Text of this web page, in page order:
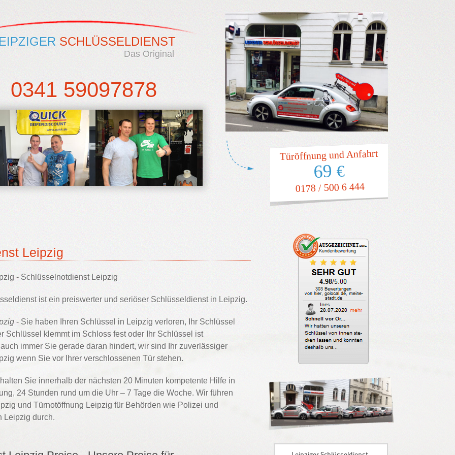
SCHLÜSSELDIENST
Das Original
0341 59097878
Türöffnung und Anfahrt
0178 / 500 6 444
69 €
Leipzig
- Schlüsselnotdienst Leipzig
ist ein preiswerter und seriöser Schlüsseldienst in Leipzig.
- Sie haben Ihren Schlüssel in Leipzig verloren, Ihr Schlüssel
Schlüssel klemmt im Schloss fest oder Ihr Schlüssel ist
immer Sie gerade daran hindert, wir sind Ihr zuverlässiger
wenn Sie vor Ihrer verschlossenen Tür stehen.
Sie innerhalb der nächsten 20 Minuten kompetente Hilfe in
24 Stunden rund um die Uhr – 7 Tage die Woche. Wir führen
und Türnotöffnung Leipzig für Behörden wie Polizei und
Leipzig durch.